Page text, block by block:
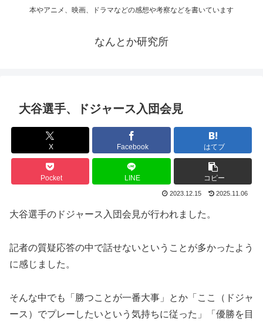
本やアニメ、映画、ドラマなどの感想や考察などを書いています
なんとか研究所
大谷選手、ドジャース入団会見
X Facebook はてブ
Pocket LINE コピー
2023.12.15 2025.11.06
大谷選手のドジャース入団会見が行われました。
記者の質疑応答の中で話せないということが多かったよう
に感じました。
そんな中でも「勝つことが一番大事」とか「ここ（ドジャ
ース）でプレーしたいという気持ちに従った」「優勝を目